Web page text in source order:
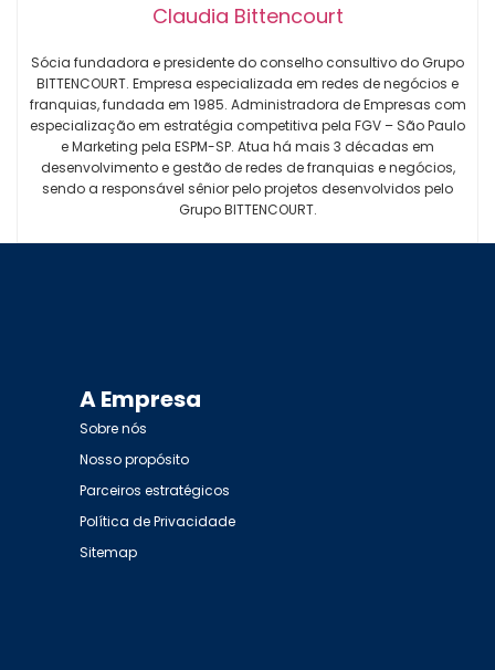
Claudia Bittencourt
Sócia fundadora e presidente do conselho consultivo do Grupo
BITTENCOURT. Empresa especializada em redes de negócios e
franquias, fundada em 1985. Administradora de Empresas com
especialização em estratégia competitiva pela FGV – São Paulo
e Marketing pela ESPM-SP. Atua há mais 3 décadas em
desenvolvimento e gestão de redes de franquias e negócios,
sendo a responsável sênior pelo projetos desenvolvidos pelo
Grupo BITTENCOURT.
A Empresa
Sobre nós
Nosso propósito
Parceiros estratégicos
Política de Privacidade
Sitemap